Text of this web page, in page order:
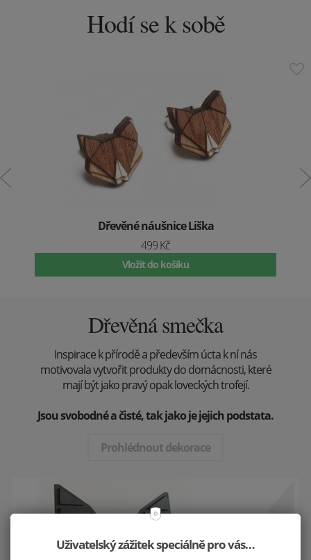
Hodí se k sobě
Dřevěné náušnice Liška
499 Kč
Vložit do košíku
Dřevěná smečka
Inspirace k přírodě a především úcta k ní nás
motivovala vytvořit produkty do domácnosti, které
mají být jako pravý opak loveckých trofejí.
Jsou svobodné a čisté, tak jako je jejich podstata.
Prohlédnout dekorace
Uživatelský zážitek speciálně pro vás…